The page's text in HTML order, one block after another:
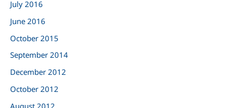
July 2016
June 2016
October 2015
September 2014
December 2012
October 2012
August 2012